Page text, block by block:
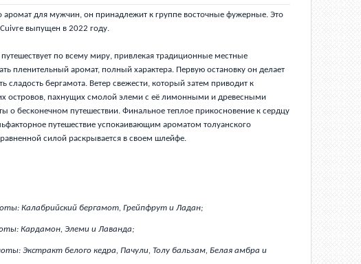
аромат для мужчин, он принадлежит к группе восточные фужерные. Это
выпущен в 2022 году.
путешествует по всему миру, привлекая традиционные местные
пленительный аромат, полный характера. Первую остановку он делает
сладость бергамота. Ветер свежести, который затем приводит к
островов, пахнущих смолой элеми с её лимонными и древесными
о бесконечном путешествии. Финальное теплое прикосновение к сердцу
путешествие успокаивающим ароматом толуанского
силой раскрывается в своем шлейфе.
Калабрийский бергамот, Грейпфрут и Ладан;
Кардамон, Элеми и Лаванда;
Экстракт белого кедра, Пачули, Толу бальзам, Белая амбра и